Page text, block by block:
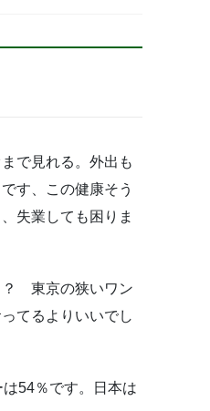
で見れる。外出も
す、この健康そう
失業しても困りま
？ 東京の狭いワン
てるよりいいでし
54％です。日本は